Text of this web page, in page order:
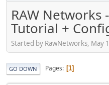
RAW Networks
Tutorial +
Started by RawNetworks, May
GO DOWN Pages 1